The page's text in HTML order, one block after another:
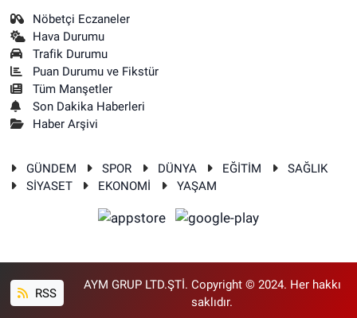
Nöbetçi Eczaneler
Hava Durumu
Trafik Durumu
Puan Durumu ve Fikstür
Tüm Manşetler
Son Dakika Haberleri
Haber Arşivi
GÜNDEM SPOR DÜNYA EĞİTİM
SAĞLIK
SİYASET
EKONOMİ YAŞAM
RSS
AYM GRUP LTD.ŞTİ. Copyright © 2024. Her hakkı
saklıdır.